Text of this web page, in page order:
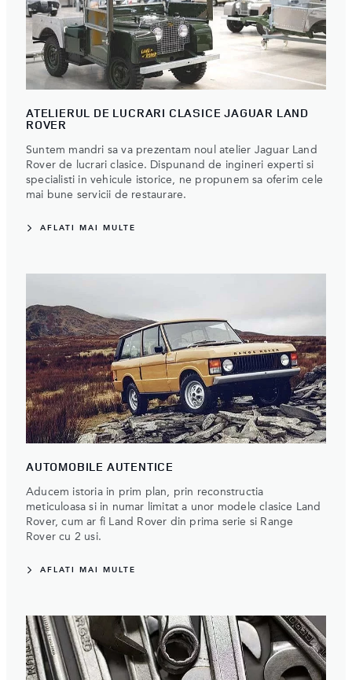
ATELIERUL DE LUCRARI CLASICE JAGUAR LAND
ROVER
Suntem mandri sa va prezentam noul atelier Jaguar Land
Rover de lucrari clasice. Dispunand de ingineri experti si
specialisti in vehicule istorice, ne propunem sa oferim cele
mai bune servicii de restaurare.
AFLATI MAI MULTE
AUTOMOBILE AUTENTICE
Aducem istoria in prim plan, prin reconstructia
meticuloasa si in numar limitat a unor modele clasice Land
Rover, cum ar fi Land Rover din prima serie si Range
Rover cu 2 usi.
AFLATI MAI MULTE